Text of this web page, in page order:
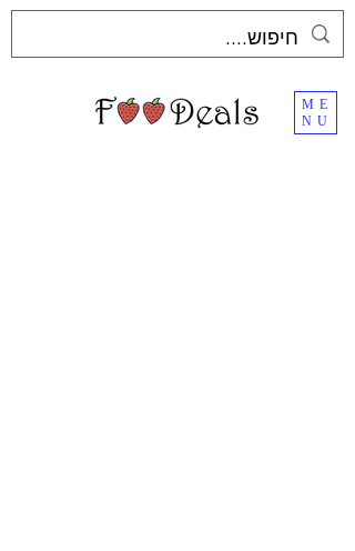
ME
NU